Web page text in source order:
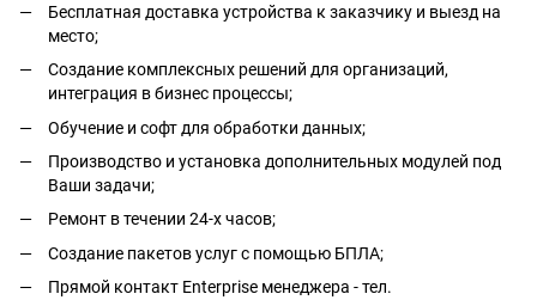
Бесплатная доставка устройства к заказчику и выезд на
место;
Создание комплексных решений для организаций,
интеграция в бизнес процессы;
Обучение и софт для обработки данных;
Производство и установка дополнительных модулей под
Ваши задачи;
Ремонт в течении 24-х часов;
Создание пакетов услуг с помощью БПЛА;
Прямой контакт Enterprise менеджера - тел.